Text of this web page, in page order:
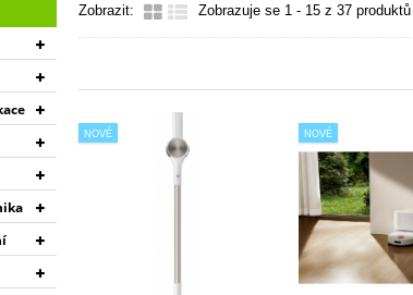
Zobrazit: Zobrazuje se 1 - 15 z 37 produktů
NOVÉ NOVÉ